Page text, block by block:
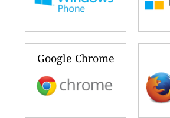
Google Chrome